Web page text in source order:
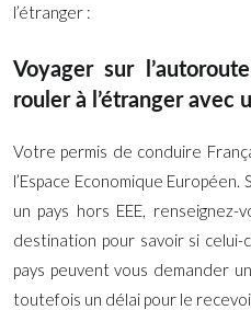
l’étranger :
Voyager sur
rouler à l’étranger avec
Votre permis de conduire
l’Espace Economique
un pays hors EEE, renseignez-
destination pour savoir si celui-
pays peuvent vous demander
toutefois un délai pour le